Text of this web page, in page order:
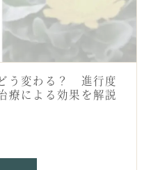
う変わる？ 進行度
療による効果を解説